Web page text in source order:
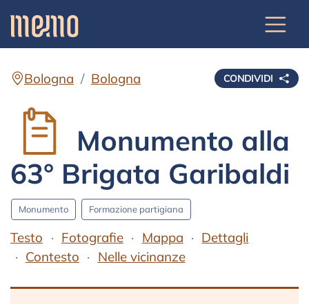
CONDIVIDI
Bologna Bologna
Monumento alla
63° Brigata Garibaldi
Monumento Formazione partigiana
Testo Fotografie Mappa
Dettagli
Contesto
Nelle vicinanze